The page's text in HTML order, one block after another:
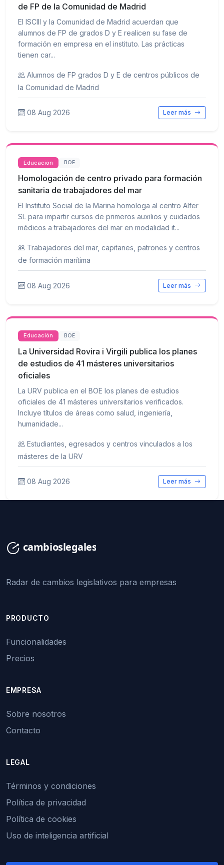
de FP de la Comunidad de Madrid
El ISCIII y la Comunidad de Madrid acuerdan que
alumnos de FP de grados D y E realicen su fase de
formación en empresa en el instituto. Las prácticas
tienen car...
Alumnos de FP grados D y E de centros públicos de
la Comunidad de Madrid
08 Aug 2026 Leer más
Educación BOE
Homologación de centro privado para formación
sanitaria de trabajadores del mar
El Instituto Social de la Marina homologa al centro Alfer
SL para impartir cursos de primeros auxilios y cuidados
médicos a trabajadores del mar en modalidad it...
Trabajadores del mar, capitanes, patrones y centros
de formación marítima
08 Aug 2026 Leer más
Educación BOE
La Universidad Rovira i Virgili publica los planes
de estudios de 41 másteres universitarios
oficiales
La URV publica en el BOE los planes de estudios
oficiales de 41 másteres universitarios verificados.
Incluye títulos de áreas como salud, ingeniería,
humanidade...
Estudiantes, egresados y centros vinculados a los
másteres de la URV
08 Aug 2026 Leer más
Radar de cambios legislativos para empresas
PRODUCTO
Funcionalidades
Precios
EMPRESA
Sobre nosotros
Contacto
LEGAL
Términos y condiciones
Política de privacidad
Política de cookies
Uso de inteligencia artificial